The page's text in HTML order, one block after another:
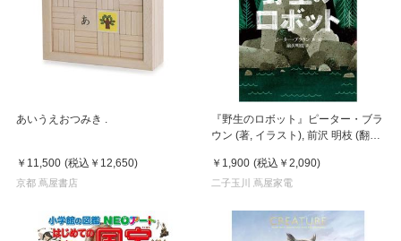
あいうえおつみき .
￥11,500 (税込 ￥12,650)
京都 蔦屋書店
『野生のロボット』ピーター・ブラ
ウン (著, イラスト), 前沢 明枝 (翻訳)
￥1,900 (税込 ￥2,090)
二子玉川 蔦屋家電